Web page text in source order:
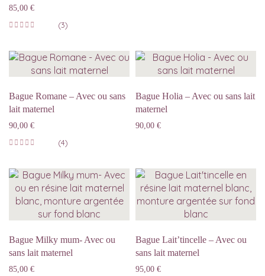
85,00 €
(3)
Bague Romane – Avec ou sans
lait maternel
90,00 €
(4)
Bague Holia – Avec ou sans lait
maternel
90,00 €
Bague Milky mum- Avec ou
sans lait maternel
85,00 €
Bague Lait’tincelle – Avec ou
sans lait maternel
95,00 €